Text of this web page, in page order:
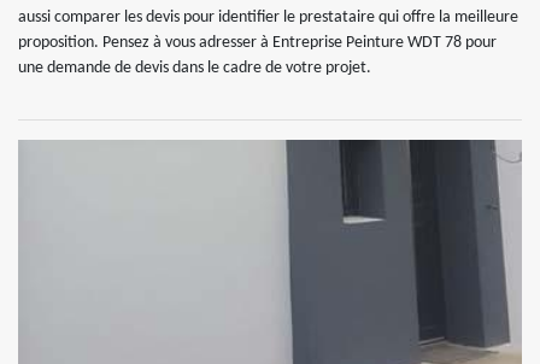
aussi comparer les devis pour identifier le prestataire qui offre la meilleure
proposition. Pensez à vous adresser à Entreprise Peinture WDT 78 pour
une demande de devis dans le cadre de votre projet.